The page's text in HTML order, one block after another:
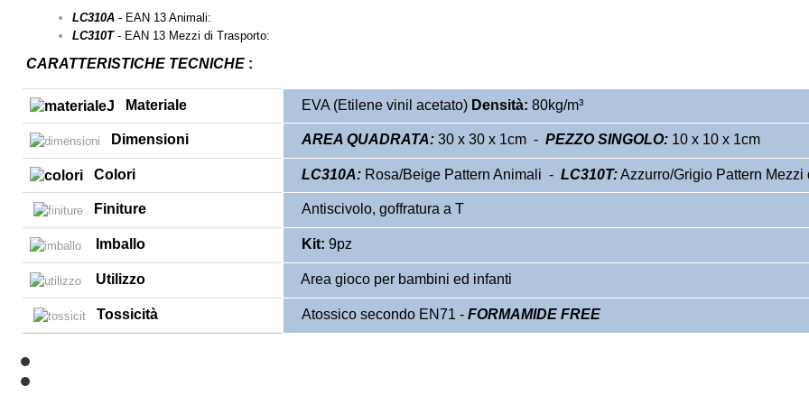
LC310A - EAN 13 Animali:
LC310T- EAN 13 Mezzi di Trasporto:
CARATTERISTICHE TECNICHE :
Materiale EVA (Etilene vinil acetato) Densità: 80kg/m³
Dimensioni AREA QUADRATA: 30 x 30 x 1cm - PEZZO SINGOLO: 10 x 10 x 1cm
Colori LC310A: Rosa/Beige Pattern Animali - LC310T:Azzurro/Grigio Pattern Mezzi
Finiture Antiscivolo, goffratura a T
Imballo Kit: 9pz
Utilizzo Area gioco per bambini ed infanti
Tossicità Atossico secondo EN71 - FORMAMIDE FREE